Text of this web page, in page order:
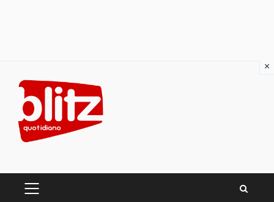
content
PRIMARY
×